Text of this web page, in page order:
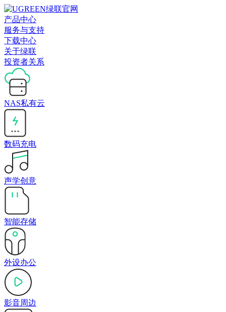
产品中心
服务与支持
下载中心
关于绿联
投资者关系
NAS私有云
数码充电
声学创意
智能存储
外设办公
影音周边